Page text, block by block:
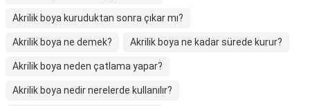
Akrilik boya kuruduktan sonra çıkar mı?
Akrilik boya ne demek? Akrilik boya ne kadar sürede kurur?
Akrilik boya neden çatlama yapar?
Akrilik boya nedir nerelerde kullanılır?